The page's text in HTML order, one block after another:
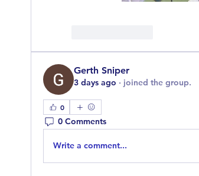
Gerth Sniper
3 days ago · joined the group.
0
0 Comments
Write a comment...